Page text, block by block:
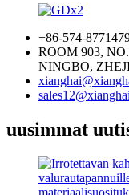
+86-574-
ROOM 903,
NINGBO,
uusimmat